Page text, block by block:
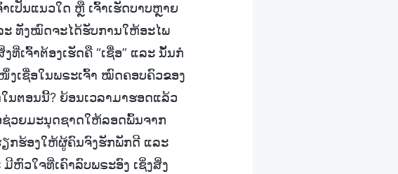
ເປັນແນວໃດ ຫຼື ເຈົ້າເຮັດບາບຫຼາຍ
ະ ທັງໝົດຈະໄດ້ຮັບການໃຫ້ອະໄພ
ເຈົ້າຕ້ອງເຮັດຄື “ເຊື່ອ” ແລະ ນັ້ນກໍ
ເຊື່ອໃນພຣະເຈົ້າ ໝົດຄອບຄົວຂອງ
ນຕອນນີ້? ຍ້ອນເວລາມາຮອດແລ້ວ
ຊ່ວຍມະນຸດຊາດໃຫ້ລອດພົ້ນຈາກ
ກຮ້ອງໃຫ້ຜູ້ຄົນຈົງຮັກພັກດີ ແລະ
ຫົວໃຈທີ່ເຄົາລົບພຣະອົງ ເຊິ່ງສິ່ງ